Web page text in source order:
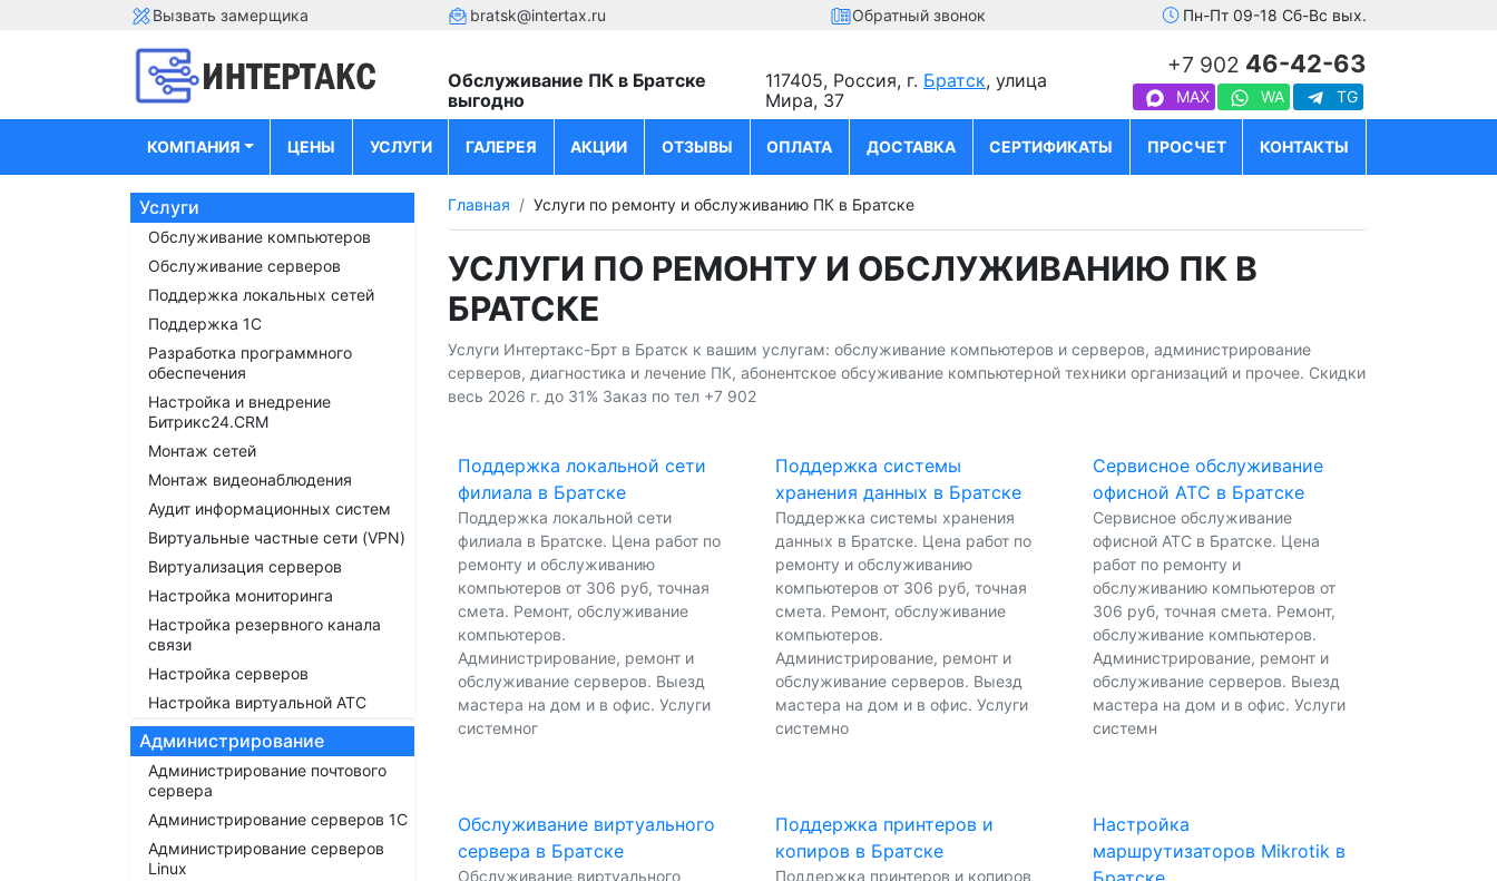
Вызвать замерщика bratsk@intertax.ru Обратный звонок Пн-Пт 09-18 Сб-Вс вых.
Обслуживание ПК в Братске
выгодно
117405, Россия, г. Братск, улица
Мира, 37
+7 902 46-42-63
MAX WA TG
КОМПАНИЯ ЦЕНЫ УСЛУГИ ГАЛЕРЕЯ АКЦИИ ОТЗЫВЫ ОПЛАТА ДОСТАВКА СЕРТИФИКАТЫ ПРОСЧЕТ КОНТАКТЫ
Услуги
Обслуживание компьютеров
Обслуживание серверов
Поддержка локальных сетей
Поддержка 1С
Разработка программного
обеспечения
Настройка и внедрение
Битрикс24.CRM
Монтаж сетей
Монтаж видеонаблюдения
Аудит информационных систем
Виртуальные частные сети (VPN)
Виртуализация серверов
Настройка мониторинга
Настройка резервного канала
связи
Настройка серверов
Настройка виртуальной АТС
Администрирование
Администрирование почтового
сервера
Администрирование серверов 1С
Администрирование серверов
Linux
Главная Услуги по ремонту и обслуживанию ПК в Братске
УСЛУГИ ПО РЕМОНТУ И ОБСЛУЖИВАНИЮ ПК В
БРАТСКЕ
Услуги Интертакс-Брт в Братск к вашим услугам: обслуживание компьютеров и серверов, администрирование
серверов, диагностика и лечение ПК, абонентское обсуживание компьютерной техники организаций и прочее. Скидки
весь 2026 г. до 31% Заказ по тел +7 902
Поддержка локальной сети
филиала в Братске
Поддержка локальной сети
филиала в Братске. Цена работ по
ремонту и обслуживанию
компьютеров от 306 руб, точная
смета. Ремонт, обслуживание
компьютеров.
Администрирование, ремонт и
обслуживание серверов. Выезд
мастера на дом и в офис. Услуги
системног
Поддержка системы
хранения данных в Братске
Поддержка системы хранения
данных в Братске. Цена работ по
ремонту и обслуживанию
компьютеров от 306 руб, точная
смета. Ремонт, обслуживание
компьютеров.
Администрирование, ремонт и
обслуживание серверов. Выезд
мастера на дом и в офис. Услуги
системно
Сервисное обслуживание
офисной АТС в Братске
Сервисное обслуживание
офисной АТС в Братске. Цена
работ по ремонту и
обслуживанию компьютеров от
306 руб, точная смета. Ремонт,
обслуживание компьютеров.
Администрирование, ремонт и
обслуживание серверов. Выезд
мастера на дом и в офис. Услуги
системн
Обслуживание виртуального
сервера в Братске
Обслуживание виртуального
Поддержка принтеров и
копиров в Братске
Поддержка принтеров и копиров
Настройка
маршрутизаторов Mikrotik в